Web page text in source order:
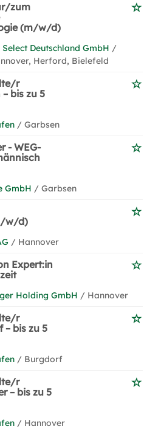
zum
(m/w/d)
Deutschland GmbH /
Herford, Bielefeld
r
bis zu 5
/ Garbsen
- WEG-
GmbH / Garbsen
w/d)
/ Hannover
Expert:in
Holding GmbH / Hannover
r
bis zu 5
/ Burgdorf
r
– bis zu 5
/ Hannover